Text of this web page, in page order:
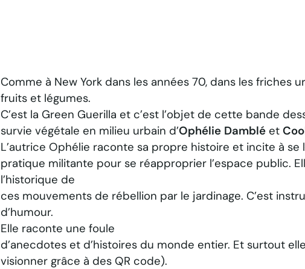
Comme à New York dans les années 70, dans les
fruits et légumes.
C’est la Green Guerilla et c’est l’objet de cette bande
survie végétale en milieu urbain d’Ophélie Dambléet
L’autrice Ophélie raconte sa propre histoire et incite à
pratique militante pour se réapproprier l’espace public.
l’historique de
ces mouvements de rébellion par le jardinage. C’est
d’humour.
Elle raconte une foule
d’anecdotes et d’histoires du monde entier. Et surtout
visionner grâce à des QR code).